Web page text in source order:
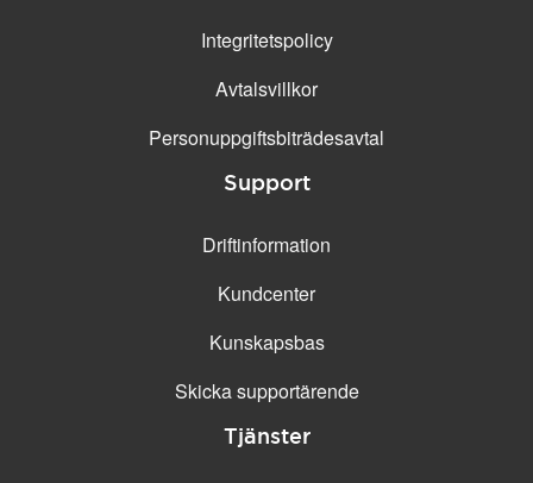
Integritetspolicy
Avtalsvillkor
Personuppgifts­biträdesavtal
Support
Driftinformation
Kundcenter
Kunskapsbas
Skicka supportärende
Tjänster